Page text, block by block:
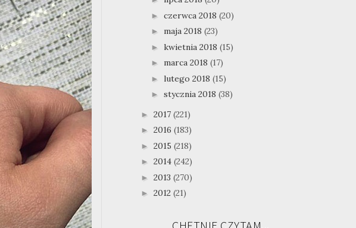
► czerwca 2018 (20)
► maja 2018 (23)
► kwietnia 2018 (15)
► marca 2018 (17)
► lutego 2018 (15)
► stycznia 2018 (38)
► 2017 (221)
► 2016 (183)
► 2015 (218)
► 2014 (242)
► 2013 (270)
► 2012 (21)